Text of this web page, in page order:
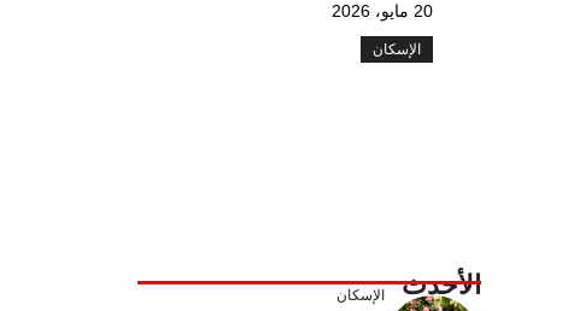
20 مايو، 2026
الإسكان
الأحدث الإسكان